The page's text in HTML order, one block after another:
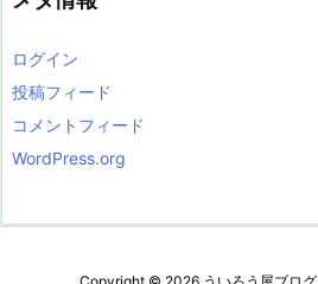
ログイン
投稿フィード
コメントフィード
WordPress.org